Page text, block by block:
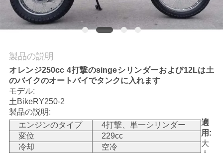
に
連
し
な
さ
い
製品の説明
オレンジ250cc 4打撃のsingeシリンダーおよび12Lは土
のバイクのオートバイでタンクに入れます
モデル:
土BikeRY250-2
製品の説明:
エンジンのタイプ
4打撃、単一シリンダー
変位
229cc
冷却
空冷
適
用:
大